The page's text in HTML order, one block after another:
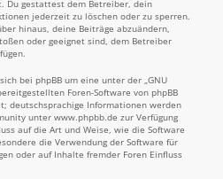
Du gestattest dem Betreiber, dein
jederzeit zu löschen oder zu sperren.
hinaus, deine Beiträge abzuändern,
oder geeignet sind, dem Betreiber
bei phpBB um eine unter der „GNU
Foren-Software von phpBB
deutschsprachige Informationen werden
unter www.phpbb.de zur Verfügung
auf die Art und Weise, wie die Software
die Verwendung der Software für
oder auf Inhalte fremder Foren Einfluss